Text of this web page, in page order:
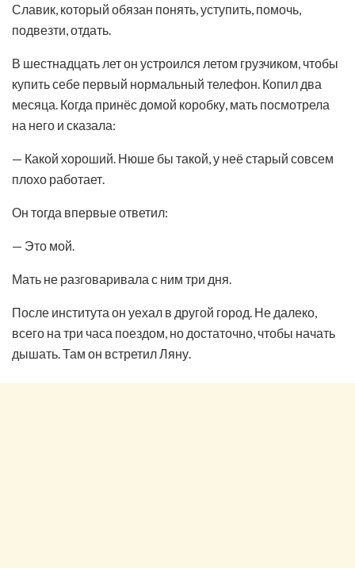
Славик, который обязан понять, уступить, помочь,
подвезти, отдать.
В шестнадцать лет он устроился летом грузчиком, чтобы
купить себе первый нормальный телефон. Копил два
месяца. Когда принёс домой коробку, мать посмотрела
на него и сказала:
— Какой хороший. Нюше бы такой, у неё старый совсем
плохо работает.
Он тогда впервые ответил:
— Это мой.
Мать не разговаривала с ним три дня.
После института он уехал в другой город. Не далеко,
всего на три часа поездом, но достаточно, чтобы начать
дышать. Там он встретил Ляну.